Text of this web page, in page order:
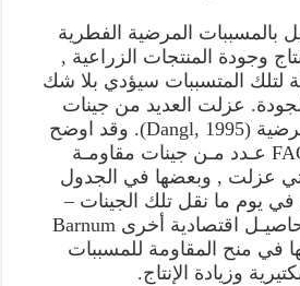
بالمسببات المرضية الفطرية
وجودة المنتجات الزراعية ,
لتلك المتسببات سيؤدي بلا شك
عزلت العديد من جينات
مقاومة المسببات المرضية (Dangl, 1995). وقد اوضح
تقرير عن الـFAO (1996) عـدد مـن جينات مقاومـة
عزلت , وبعضها في الجدول
في يوم ما نقل تلك الجينات –
وربما غيـرها – إلى محاصيـل اقتصادية أخرى Barnum
منها في منح المقاومة للمسببات
وزيادة الإنتاج.